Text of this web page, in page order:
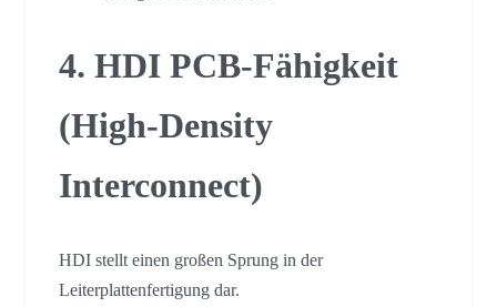
4. HDI PCB-Fähigkeit
(High-Density
Interconnect)
HDI stellt einen großen Sprung in der
Leiterplattenfertigung dar.